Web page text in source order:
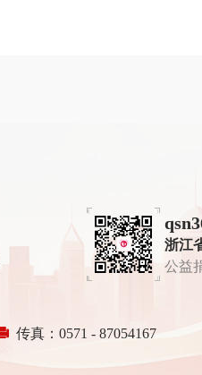
浙江
公益
传真：0571 - 87054167